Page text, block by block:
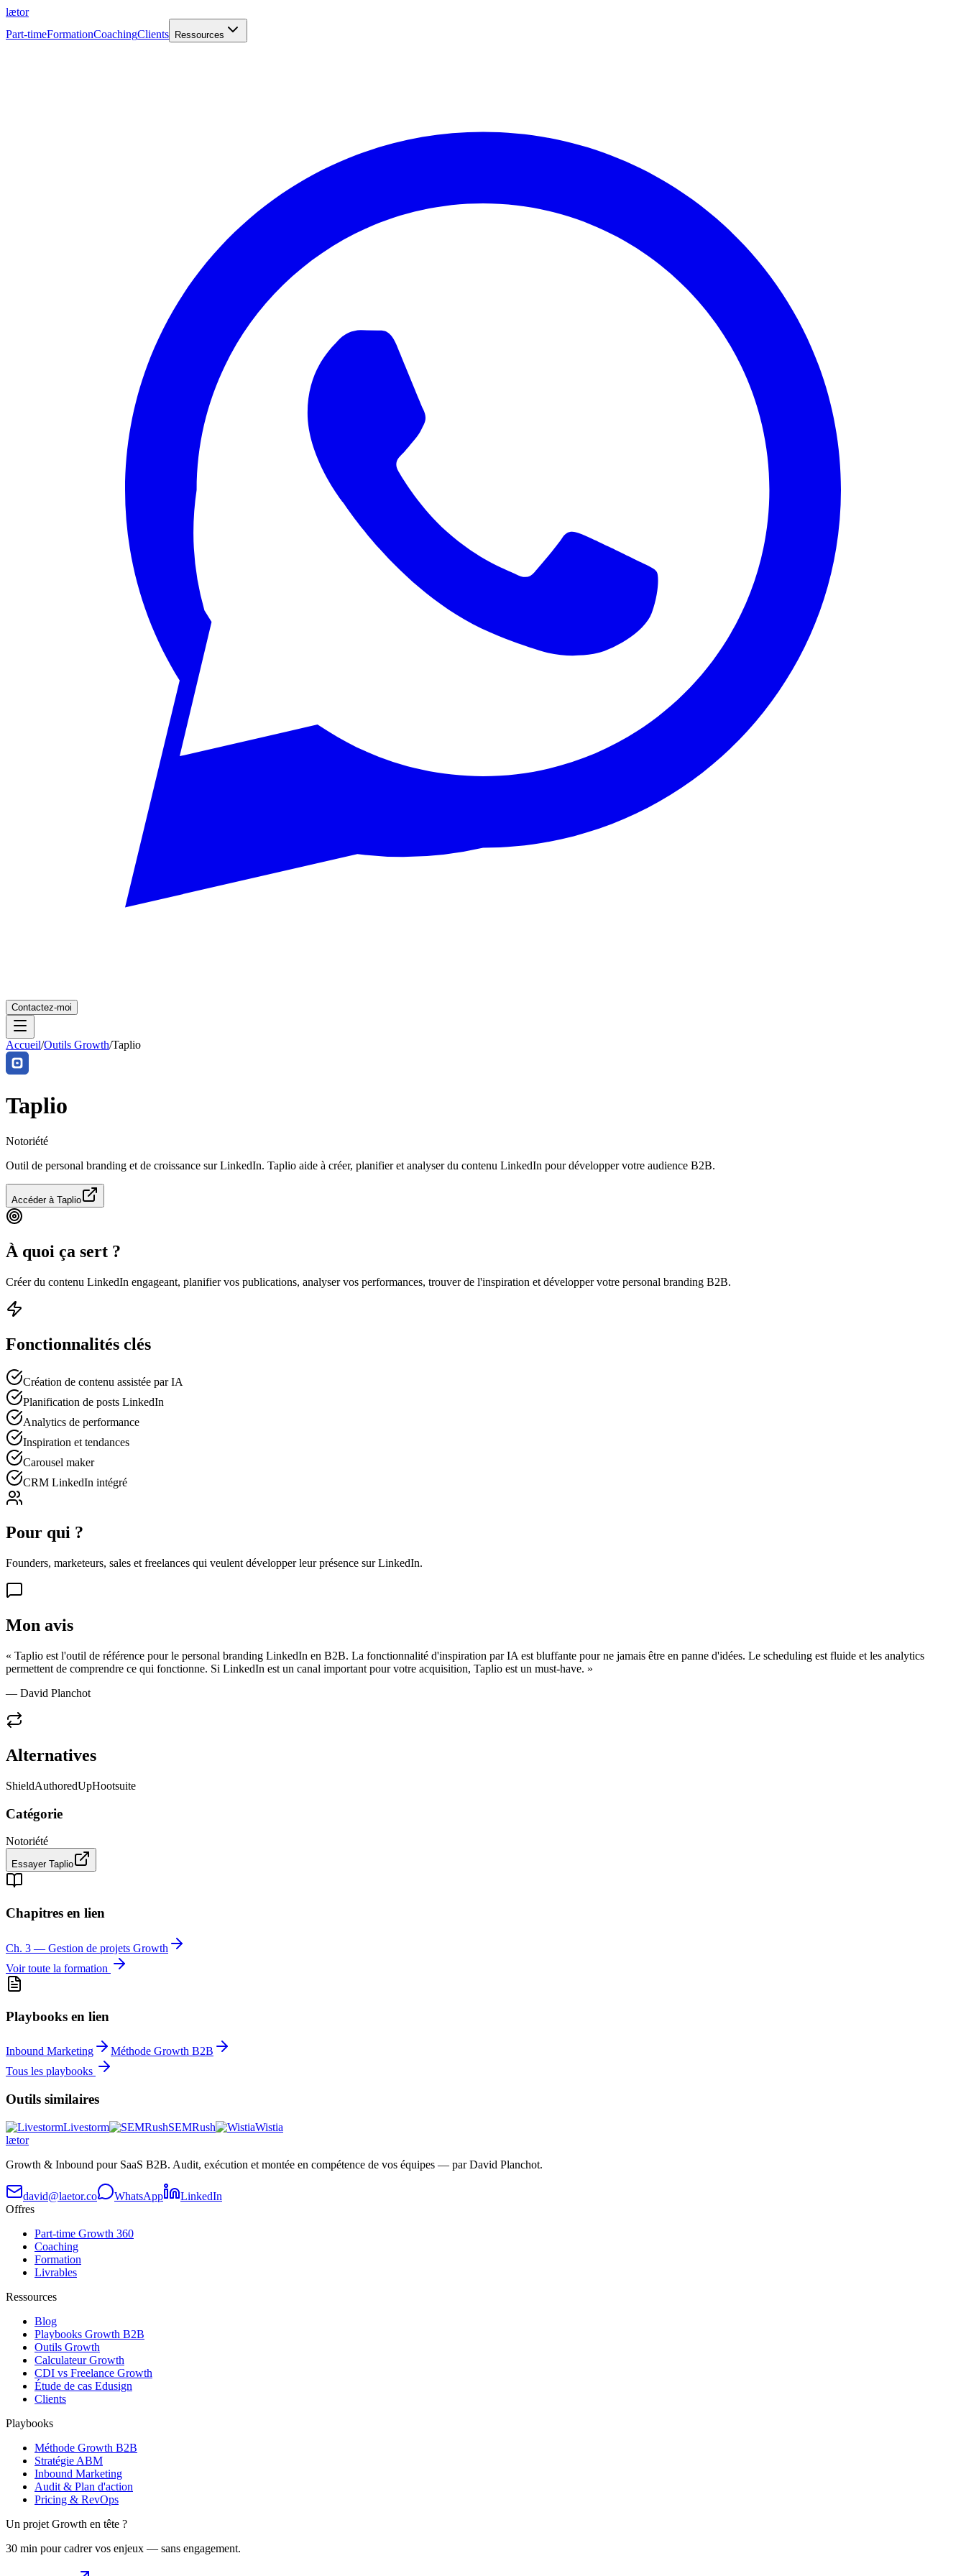
lætor
Part-timeFormationCoachingClients Ressources
Contactez-moi
Accueil/Outils Growth/Taplio
Taplio
Notoriété
Outil de personal branding et de croissance sur LinkedIn. Taplio aide à créer, planifier et analyser du contenu LinkedIn pour développer votre audience B2B.
Accéder à Taplio
À quoi ça sert ?
Créer du contenu LinkedIn engageant, planifier vos publications, analyser vos performances, trouver de l'inspiration et développer votre personal branding B2B.
Fonctionnalités clés
Création de contenu assistée par IA
Planification de posts LinkedIn
Analytics de performance
Inspiration et tendances
Carousel maker
CRM LinkedIn intégré
Pour qui ?
Founders, marketeurs, sales et freelances qui veulent développer leur présence sur LinkedIn.
Mon avis
« Taplio est l'outil de référence pour le personal branding LinkedIn en B2B. La fonctionnalité d'inspiration par IA est bluffante pour ne jamais être en panne d'idées. Le scheduling est fluide et les analytics
permettent de comprendre ce qui fonctionne. Si LinkedIn est un canal important pour votre acquisition, Taplio est un must-have. »
— David Planchot
Alternatives
ShieldAuthoredUpHootsuite
Catégorie
Notoriété
Essayer Taplio
Chapitres en lien
Ch. 3 — Gestion de projets Growth
Voir toute la formation
Playbooks en lien
Inbound Marketing
Méthode Growth B2B
Tous les playbooks
Outils similaires
Livestorm SEMRush
Wistia
lætor
Growth & Inbound pour SaaS B2B. Audit, exécution et montée en compétence de vos équipes — par David Planchot.
david@laetor.co WhatsApp
LinkedIn
Offres
Part-time Growth 360
Coaching
Formation
Livrables
Ressources
Blog
Playbooks Growth B2B
Outils Growth
Calculateur Growth
CDI vs Freelance Growth
Étude de cas Edusign
Clients
Playbooks
Méthode Growth B2B
Stratégie ABM
Inbound Marketing
Audit & Plan d'action
Pricing & RevOps
Un projet Growth en tête ?
30 min pour cadrer vos enjeux — sans engagement.